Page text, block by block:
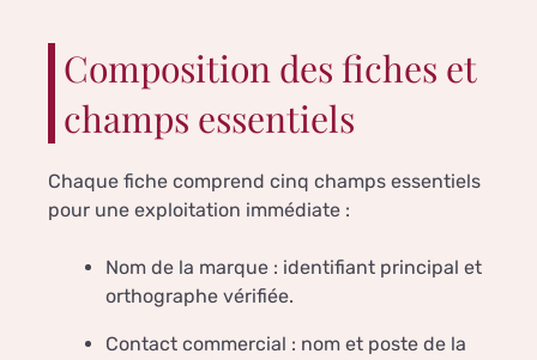
Composition des fiches et
champs essentiels
Chaque fiche comprend cinq champs essentiels
pour une exploitation immédiate :
Nom de la marque : identifiant principal et
orthographe vérifiée.
Contact commercial : nom et poste de la